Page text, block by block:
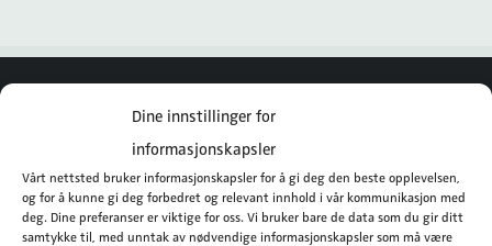
Dine innstillinger for
informasjonskapsler
Vårt nettsted bruker informasjonskapsler for å gi deg den beste opplevelsen,
og for å kunne gi deg forbedret og relevant innhold i vår kommunikasjon med
deg. Dine preferanser er viktige for oss. Vi bruker bare de data som du gir ditt
samtykke til, med unntak av nødvendige informasjonskapsler som må være
Norengros Dahle Medical AS
Instagram
Facebook